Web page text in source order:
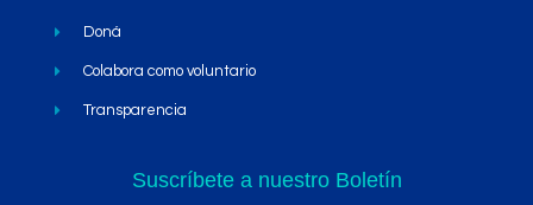
Doná
Colabora como voluntario
Transparencia
Suscríbete a nuestro Boletín